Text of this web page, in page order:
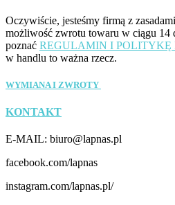
Oczywiście, jesteśmy firmą z
możliwość zwrotu towaru w ciągu 14
poznać REGULAMIN I POLITYKĘ
w handlu to ważna rzecz.
WYMIANA I ZWROTY
KONTAKT
E-MAIL: biuro@lapnas.pl
facebook.com/lapnas
instagram.com/lapnas.pl/